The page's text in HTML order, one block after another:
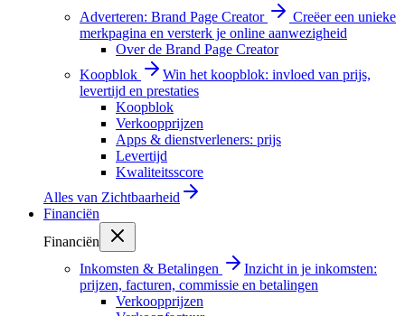
Adverteren: Brand Page Creator
Creëer een unieke
merkpagina en versterk je online aanwezigheid
Over de Brand Page Creator
Koopblok
Win het koopblok: invloed van prijs,
levertijd en prestaties
Koopblok
Verkoopprijzen
Apps & dienstverleners: prijs
Levertijd
Kwaliteitsscore
Alles van Zichtbaarheid
Financiën
Financiën
Inkomsten & Betalingen
Inzicht in je inkomsten:
prijzen, facturen, commissie en betalingen
Verkoopprijzen